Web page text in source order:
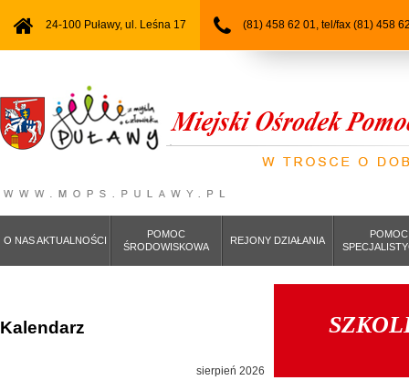
24-100 Puławy, ul. Leśna 17 (81) 458 62 01, tel/fax (81) 458
O NAS AKTUALNOŚCI
POMOC
ŚRODOWISKOWA
REJONY DZIAŁANIA
POMOC
Kalendarz
sierpień 2026